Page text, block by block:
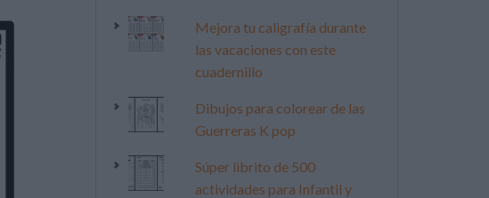
Mejora tu caligrafía durante
las vacaciones con este
cuadernillo
Dibujos para colorear de las
Guerreras K pop
Súper librito de 500
actividades para Infantil y